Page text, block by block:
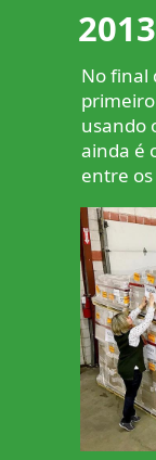
2013
No final
usando
ainda é
entre